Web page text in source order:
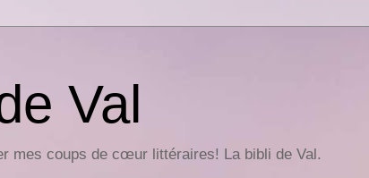
Val
mes coups de cœur littéraires! La bibli de Val.